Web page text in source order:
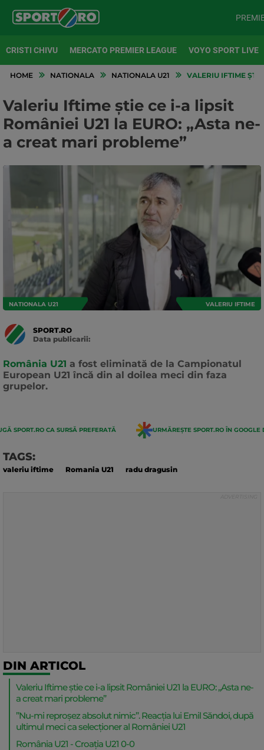
CRISTI CHIVU MERCATO PREMIER LEAGUE VOYO SPORT LIVE
HOME NATIONALA NATIONALA U21 VALERIU IFTIME
Valeriu Iftime știe ce i-a lipsit
României U21 la EURO: „Asta ne-
a creat mari probleme”
NATIONALA U21 VALERIU IFTIME
SPORT.RO
Data publicarii:
România U21 a fost eliminată de la Campionatul
European U21 încă din al doilea meci din faza
grupelor.
SPORT.RO CA SURSĂ PREFERATĂ URMĂREȘTE SPORT.RO ÎN GOOGLE
TAGS:
valeriu iftime Romania U21 radu dragusin
DIN ARTICOL
Valeriu Iftime știe ce i-a lipsit României U21 la EURO: „Asta ne-
a creat mari probleme”
”Nu-mi reproșez absolut nimic”. Reacția lui Emil Săndoi, după
ultimul meci ca selecționer al României U21
România U21 - Croația U21 0-0